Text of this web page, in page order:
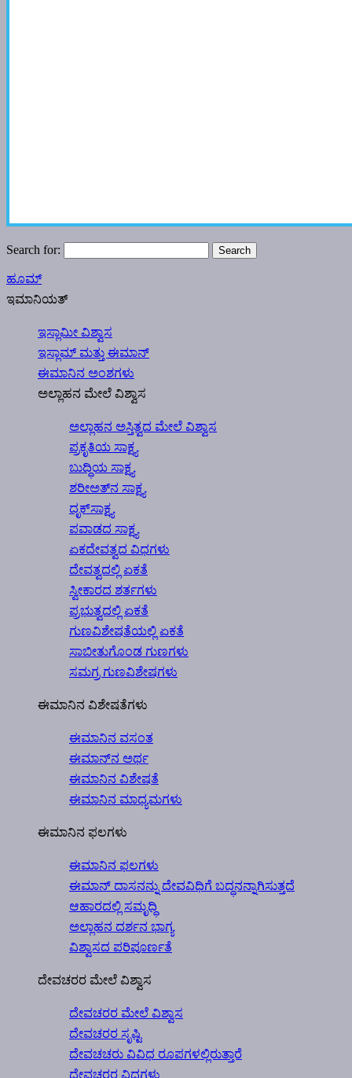
Search for:
ಹೂಮ್
ಇಮಾನಿಯತ್
ಇಸ್ಲಾಮೀ ವಿಶ್ವಾಸ
ಇಸ್ಲಾಮ್ ಮತ್ತು ಈಮಾನ್
ಈಮಾನಿನ ಅಂಶಗಳು
ಅಲ್ಲಾಹನ ಮೇಲೆ ವಿಶ್ವಾಸ
ಅಲ್ಲಾಹನ ಅಸ್ತಿತ್ವದ ಮೇಲೆ ವಿಶ್ವಾಸ
ಪ್ರಕೃತಿಯ ಸಾಕ್ಷ್ಯ
ಬುದ್ಧಿಯ ಸಾಕ್ಷ್ಯ
ಶರೀಅತ್‍ನ ಸಾಕ್ಷ್ಯ
ದೃಕ್‍ಸಾಕ್ಷ್ಯ
ಪವಾಡದ ಸಾಕ್ಷ್ಯ
ಏಕದೇವತ್ವದ ವಿಧಗಳು
ದೇವತ್ವದಲ್ಲಿ ಏಕತೆ
ಸ್ವೀಕಾರದ ಶರ್ತಗಳು
ಪ್ರಭುತ್ವದಲ್ಲಿ ಏಕತೆ
ಗುಣವಿಶೇಷತೆಯಲ್ಲಿ ಏಕತೆ
ಸಾಬೀತುಗೊಂಡ ಗುಣಗಳು
ಸಮಗ್ರ ಗುಣವಿಶೇಷಗಳು
ಈಮಾನಿನ ವಿಶೇಷತೆಗಳು
ಈಮಾನಿನ ವಸಂತ
ಈಮಾನ್‍ನ ಅರ್ಥ
ಈಮಾನಿನ ವಿಶೇಷತೆ
ಈಮಾನಿನ ಮಾಧ್ಯಮಗಳು
ಈಮಾನಿನ ಫಲಗಳು
ಈಮಾನಿನ ಫಲಗಳು
ಈಮಾನ್ ದಾಸನನ್ನು ದೇವವಿಧಿಗೆ ಬದ್ಧನನ್ನಾಗಿಸುತ್ತದೆ
ಆಹಾರದಲ್ಲಿ ಸಮೃದ್ಧಿ
ಅಲ್ಲಾಹನ ದರ್ಶನ ಭಾಗ್ಯ
ವಿಶ್ವಾಸದ ಪರಿಪೂರ್ಣತೆ
ದೇವಚರರ ಮೇಲೆ ವಿಶ್ವಾಸ
ದೇವಚರರ ಮೇಲೆ ವಿಶ್ವಾಸ
ದೇವಚರರ ಸೃಷ್ಟಿ
ದೇವಚಚರು ವಿವಿಧ ರೂಪಗಳಲ್ಲಿರುತ್ತಾರೆ
ದೇವಚರರ ವಿಧಗಳು